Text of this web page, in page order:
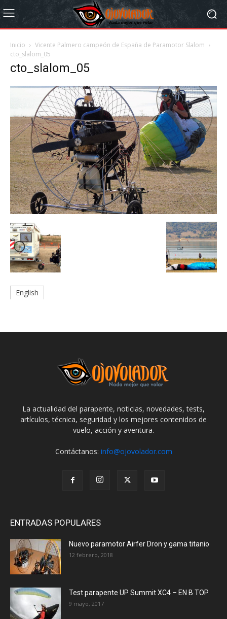
Inicio
Vicente Palmero campeón de España de Paramotor Slalom
cto_slalom_05
cto_slalom_05
English
La actualidad del parapente, noticias, novedades, tests,
artículos, técnica, seguridad y los mejores contenidos de
vuelo, acción y aventura.
Contáctanos: info@ojovolador.com
ENTRADAS POPULARES
Nuevo paramotor Airfer Dron y gama titanio
12 febrero, 2018
Test parapente UP Summit XC4 – EN B TOP
9 mayo, 2017